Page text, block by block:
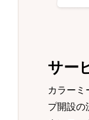
サー
カラーミ
プ開設の